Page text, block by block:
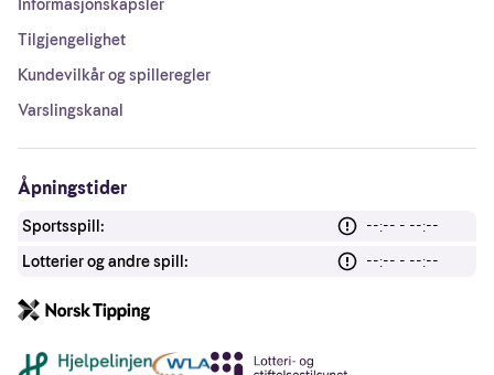
Informasjonskapsler
Tilgjengelighet
Kundevilkår og spilleregler
Varslingskanal
Åpningstider
Sportsspill:
--:-- - --:--
Lotterier og andre spill:
--:-- - --:--
Andre lenker